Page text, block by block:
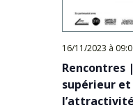
16/11/2023 à
Rencontres
supérieur
l’attractivité